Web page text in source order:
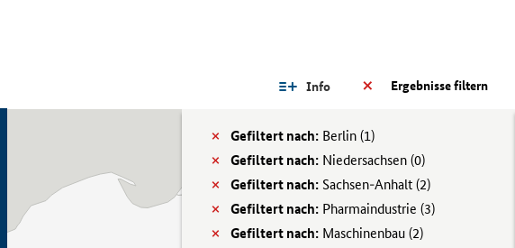
Ergebnisse filtern
Info
Gefiltert nach: Berlin (1)
Gefiltert nach: Niedersachsen (0)
Gefiltert nach: Sachsen-Anhalt (2)
Gefiltert nach: Pharmaindustrie (3)
Gefiltert nach: Maschinenbau (2)